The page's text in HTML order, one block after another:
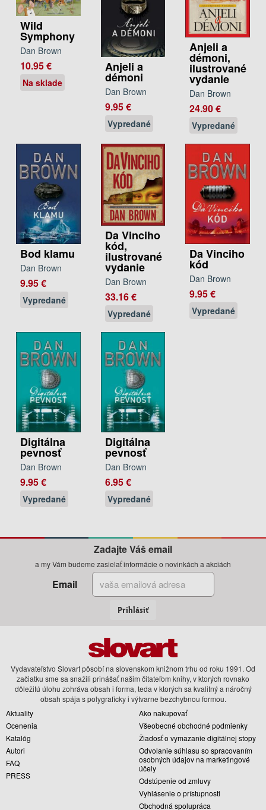
Wild
Symphony
Dan Brown
10.95 €
Na sklade
Anjeli a
démoni
Dan Brown
9.95 €
Vypredané
Anjeli a
démoni,
ilustrované
vydanie
Dan Brown
24.90 €
Vypredané
Bod klamu
Dan Brown
9.95 €
Vypredané
Da Vinciho
kód,
ilustrované
vydanie
Dan Brown
33.16 €
Vypredané
Da Vinciho
kód
Dan Brown
9.95 €
Vypredané
Digitálna
pevnosť
Dan Brown
9.95 €
Vypredané
Digitálna
pevnosť
Dan Brown
6.95 €
Vypredané
Zadajte Váš email
a my Vám budeme zasielať informácie o novinkách a akciách
Email
Prihlásiť
Vydavateľstvo Slovart pôsobí na slovenskom knižnom trhu od roku 1991. Od
začiatku sme sa snažili prinášať našim čitateľom knihy, v ktorých rovnako
dôležitú úlohu zohráva obsah i forma, teda v ktorých sa kvalitný a náročný
obsah spája s polygraficky i výtvarne bezchybnou formou.
Aktuality
Ocenenia
Katalóg
Autori
FAQ
PRESS
Ako nakupovať
Všeobecné obchodné podmienky
Žiadosť o vymazanie digitálnej stopy
Odvolanie súhlasu so spracovaním
osobných údajov na marketingové
účely
Odstúpenie od zmluvy
Vyhlásenie o prístupnosti
Obchodná spolupráca